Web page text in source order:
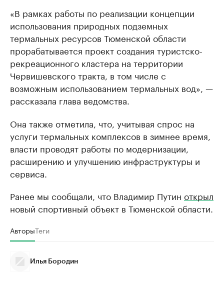
«В рамках работы по реализации концепции
использования природных подземных
термальных ресурсов Тюменской области
прорабатывается проект создания туристско-
рекреационного кластера на территории
Червишевского тракта, в том числе с
возможным использованием термальных вод», —
рассказала глава ведомства.
Она также отметила, что, учитывая спрос на
услуги термальных комплексов в зимнее время,
власти проводят работы по модернизации,
расширению и улучшению инфраструктуры и
сервиса.
Ранее мы сообщали, что Владимир Путин открыл
новый спортивный объект в Тюменской области.
АвторыТеги
Илья Бородин